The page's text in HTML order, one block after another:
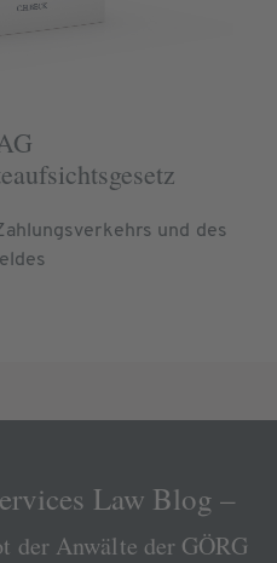
und des
Law Blog –
der Anwälte der GÖRG